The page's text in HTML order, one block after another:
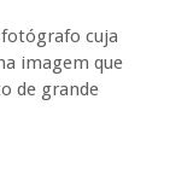
cuja
imagem que
de grande